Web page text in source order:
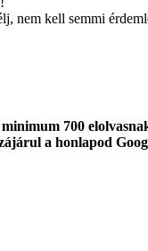
nem kell semmi
700
a honlapod